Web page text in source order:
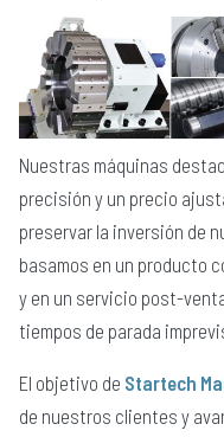
Nuestras máquinas
precisión y un precio
preservar la inversión de
basamos en un producto
y en un servicio post-
tiempos de parada
El objetivo de Startech
de nuestros clientes y